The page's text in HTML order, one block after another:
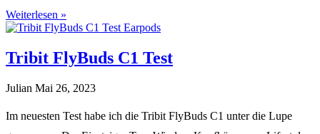
Weiterlesen »
Tribit FlyBuds C1 Test
Julian Mai 26, 2023
Im neuesten Test habe ich die Tribit FlyBuds C1 unter die Lupe